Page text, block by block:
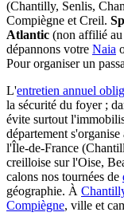
(Chantilly, Senlis,
Compiègne et Creil.
Atlantic (non affilié au
dépannons votre Naia
Pour organiser un
L'entretien annuel
la sécurité du foyer ;
évite surtout
département
l'Île-de-France
creilloise sur l'Oise,
calons nos tournées de
géographie. À
Compiègne, ville et